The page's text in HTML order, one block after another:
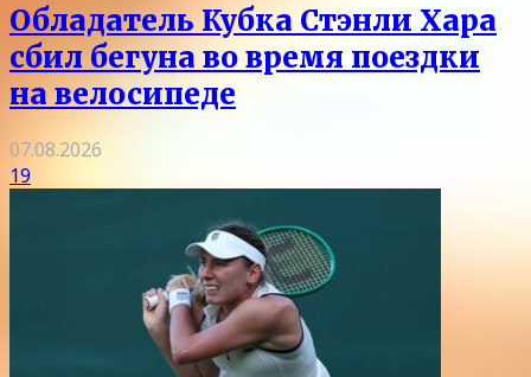
Обладатель Кубка Стэнли Хара
сбил бегуна во время поездки
на велосипеде
07.08.2026
19